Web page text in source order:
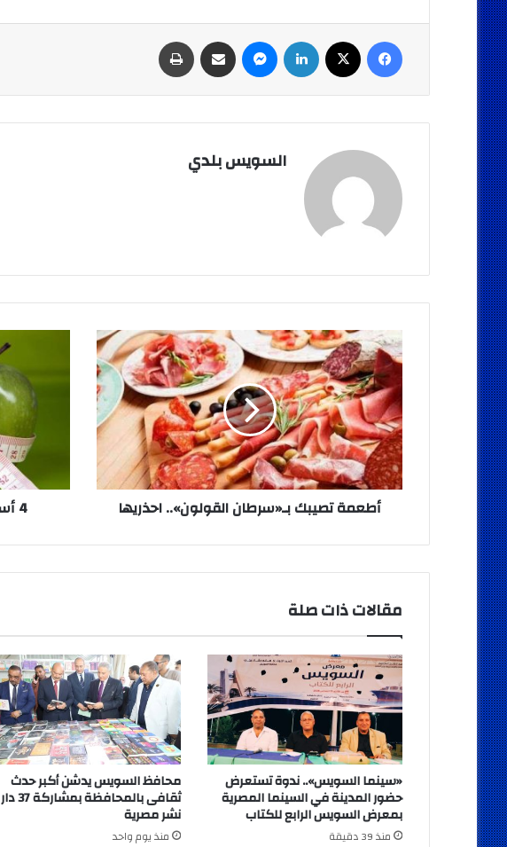
فيسبوك لينكدإن ماسنجر مشاركة عبر البريد
السويس بلدي
أطعمة
تصيبك
بـ«سرطان
القولون»..
احذريها
أطعمة تصيبك بـ«سرطان القولون».. احذريها 4 أسباب لثبات الوزن رغم اتباع الريجيم
مقالات ذات صلة
«سينما السويس».. ندوة تستعرض
حضور المدينة في السينما المصرية
بمعرض السويس الرابع للكتاب
منذ 39 دقيقة
محافظ السويس يدشن أكبر حدث
ثقافى بالمحافظة بمشاركة 37 دار
نشر مصرية
منذ يوم واحد